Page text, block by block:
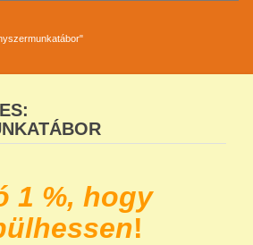
1 %, hogy
!